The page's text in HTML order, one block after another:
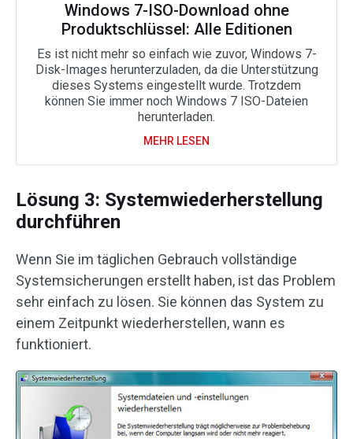
Windows 7-ISO-Download ohne
Produktschlüssel: Alle Editionen
Es ist nicht mehr so einfach wie zuvor, Windows 7-
Disk-Images herunterzuladen, da die Unterstützung
dieses Systems eingestellt wurde. Trotzdem
können Sie immer noch Windows 7 ISO-Dateien
herunterladen.
MEHR LESEN
Lösung 3: Systemwiederherstellung
durchführen
Wenn Sie im täglichen Gebrauch vollständige
Systemsicherungen erstellt haben, ist das Problem
sehr einfach zu lösen. Sie können das System zu
einem Zeitpunkt wiederherstellen, wann es
funktioniert.